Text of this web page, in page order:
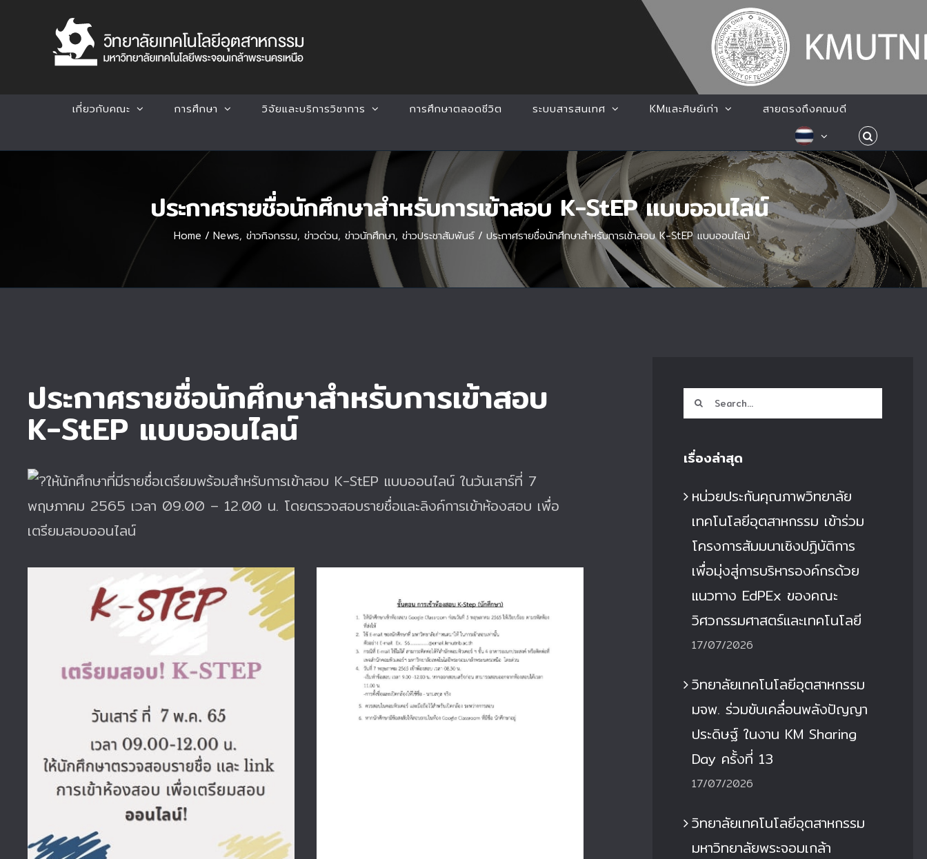
เกี่ยวกับคณะ การศึกษา วิจัยและบริการวิชาการ การศึกษาตลอดชีวิต ระบบสารสนเทศ KMและศิษย์เก่า สายตรงถึงคณบดี
ประกาศรายชื่อนักศึกษาสำหรับการเข้าสอบ K-StEP แบบออนไลน์
Home / News, ข่าวกิจกรรม, ข่าวด่วน, ข่าวนักศึกษา, ข่าวประชาสัมพันธ์ / ประกาศรายชื่อนักศึกษาสำหรับการเข้าสอบ K-StEP แบบออนไลน์
ประกาศรายชื่อนักศึกษาสำหรับการเข้าสอบ
K-StEP แบบออนไลน์
ให้นักศึกษาที่มีรายชื่อเตรียมพร้อมสำหรับการเข้าสอบ K-StEP แบบออนไลน์ ในวันเสาร์ที่ 7
พฤษภาคม 2565 เวลา 09.00 – 12.00 น. โดยตรวจสอบรายชื่อและลิงค์การเข้าห้องสอบ เพื่อ
เตรียมสอบออนไลน์
Search
for:
เรื่องล่าสุด
หน่วยประกันคุณภาพวิทยาลัย
เทคโนโลยีอุตสาหกรรม เข้าร่วม
โครงการสัมมนาเชิงปฏิบัติการ
เพื่อมุ่งสู่การบริหารองค์กรด้วย
แนวทาง EdPEx ของคณะ
วิศวกรรมศาสตร์และเทคโนโลยี
17/07/2026
วิทยาลัยเทคโนโลยีอุตสาหกรรม
มจพ. ร่วมขับเคลื่อนพลังปัญญา
ประดิษฐ์ ในงาน KM Sharing
Day ครั้งที่ 13
17/07/2026
วิทยาลัยเทคโนโลยีอุตสาหกรรม
มหาวิทยาลัยพระจอมเกล้า